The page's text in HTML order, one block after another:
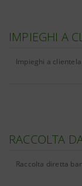
IMPIEGHI A
Impieghi a
RACCOLTA
Raccolta diretta